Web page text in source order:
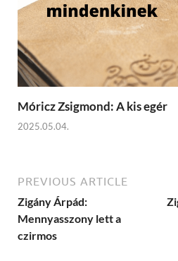
Móricz Zsigmond: A kis egér
2025.05.04.
PREVIOUS ARTICLE
Zigány Árpád:
Mennyasszony lett a
czirmos